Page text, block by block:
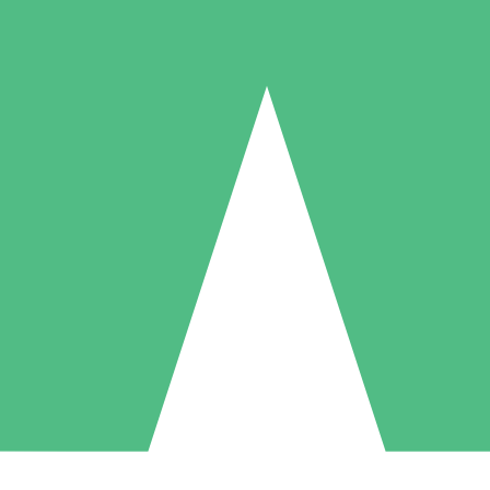
Individuelle Credit-Pakete
nach Bedarf mit Download-Credits. Keine monatliche Verpflichtung